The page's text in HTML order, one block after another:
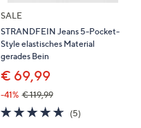
SALE
STRANDFEIN Jeans 5-Pocket-
Style elastisches Material
gerades Bein
€ 69,99
-41% € 119,99
4.6
von
(5)5